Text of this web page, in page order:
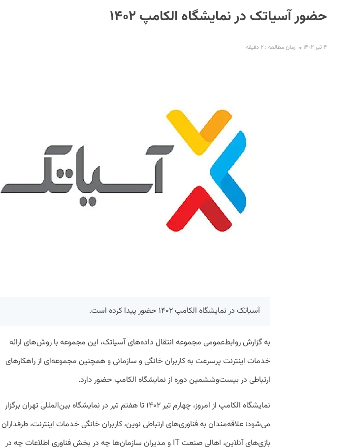
حضور آسیاتک در نمایشگاه الکامپ ۱۴۰۲
۴ تیر ۱۴۰۲ زمان مطالعه : ۲ دقیقه
آسیاتک در نمایشگاه الکامپ ۱۴۰۲ حضور پیدا کرده است.
به گزارش روابط‌عمومی مجموعه انتقال داده‌های آسیاتک، این مجموعه با روش‌های ارائه
خدمات اینترنت پرسرعت به کاربران خانگی و سازمانی و همچنین مجموعه‌ای از راهکارهای
ارتباطی در بیست‌وششمین دوره از نمایشگاه الکامپ حضور دارد.
نمایشگاه الکامپ از امروز، چهارم تیر ۱۴۰۲ تا هفتم تیر در نمایشگاه بین‌المللی تهران برگزار
می‌شود؛ علاقه‌‌مندان به فناوری‌های ارتباطی نوین، کاربران خانگی خدمات اینترنت، طرفداران
بازی‌های آنلاین، اهالی صنعت IT و مدیران سازمان‌ها چه در بخش فناوری اطلاعات چه در